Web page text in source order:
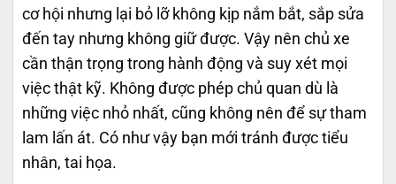
cơ hội nhưng lại bỏ lỡ không kịp nắm bắt, sắp sửa
đến tay nhưng không giữ được. Vậy nên chủ xe
cần thận trọng trong hành động và suy xét mọi
việc thật kỹ. Không được phép chủ quan dù là
những việc nhỏ nhất, cũng không nên để sự tham
lam lấn át. Có như vậy bạn mới tránh được tiểu
nhân, tai họa.